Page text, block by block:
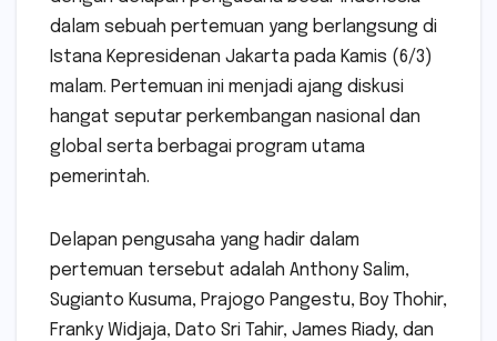
dalam sebuah pertemuan yang berlangsung di
Istana Kepresidenan Jakarta pada Kamis (6/3)
malam. Pertemuan ini menjadi ajang diskusi
hangat seputar perkembangan nasional dan
global serta berbagai program utama
pemerintah.
Delapan pengusaha yang hadir dalam
pertemuan tersebut adalah Anthony Salim,
Sugianto Kusuma, Prajogo Pangestu, Boy Thohir,
Franky Widjaja, Dato Sri Tahir, James Riady, dan